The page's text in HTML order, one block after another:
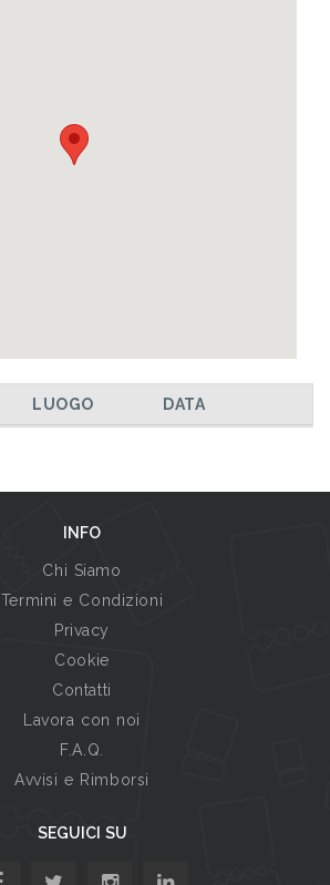
LUOGO DATA
INFO
Chi Siamo
Termini e Condizioni
Privacy
Cookie
Contatti
Lavora con noi
F.A.Q.
Avvisi e Rimborsi
SEGUICI SU